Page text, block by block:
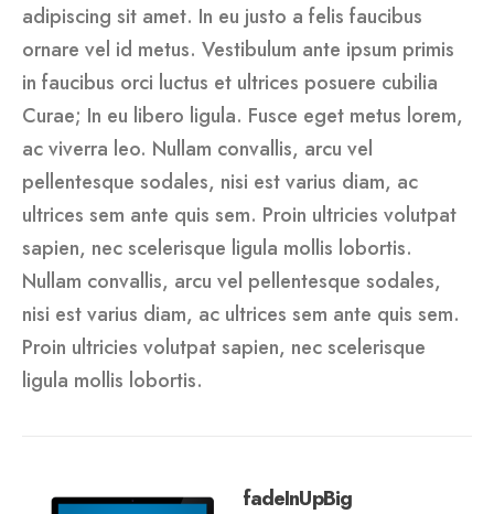
adipiscing sit amet. In eu justo a felis faucibus
ornare vel id metus. Vestibulum ante ipsum primis
in faucibus orci luctus et ultrices posuere cubilia
Curae; In eu libero ligula. Fusce eget metus lorem,
ac viverra leo. Nullam convallis, arcu vel
pellentesque sodales, nisi est varius diam, ac
ultrices sem ante quis sem. Proin ultricies volutpat
sapien, nec scelerisque ligula mollis lobortis.
Nullam convallis, arcu vel pellentesque sodales,
nisi est varius diam, ac ultrices sem ante quis sem.
Proin ultricies volutpat sapien, nec scelerisque
ligula mollis lobortis.
fadeInUpBig